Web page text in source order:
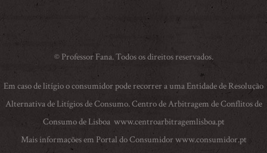
© Professor Fana. Todos os direitos reservados.
Em caso de litígio o consumidor pode recorrer a uma Entidade de Resolução
Alternativa de Litígios de Consumo. Centro de Arbitragem de Conflitos de
Consumo de Lisboa www.centroarbitragemlisboa.pt
Mais informações em Portal do Consumidorwww.consumidor.pt